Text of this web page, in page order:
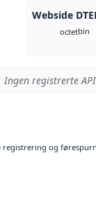
Webside
octetbin
Ingen registrerte
og